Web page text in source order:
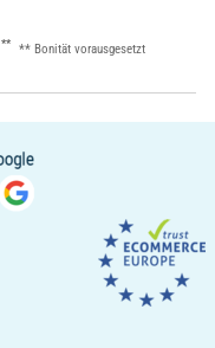
** ** Bonität vorausgesetzt